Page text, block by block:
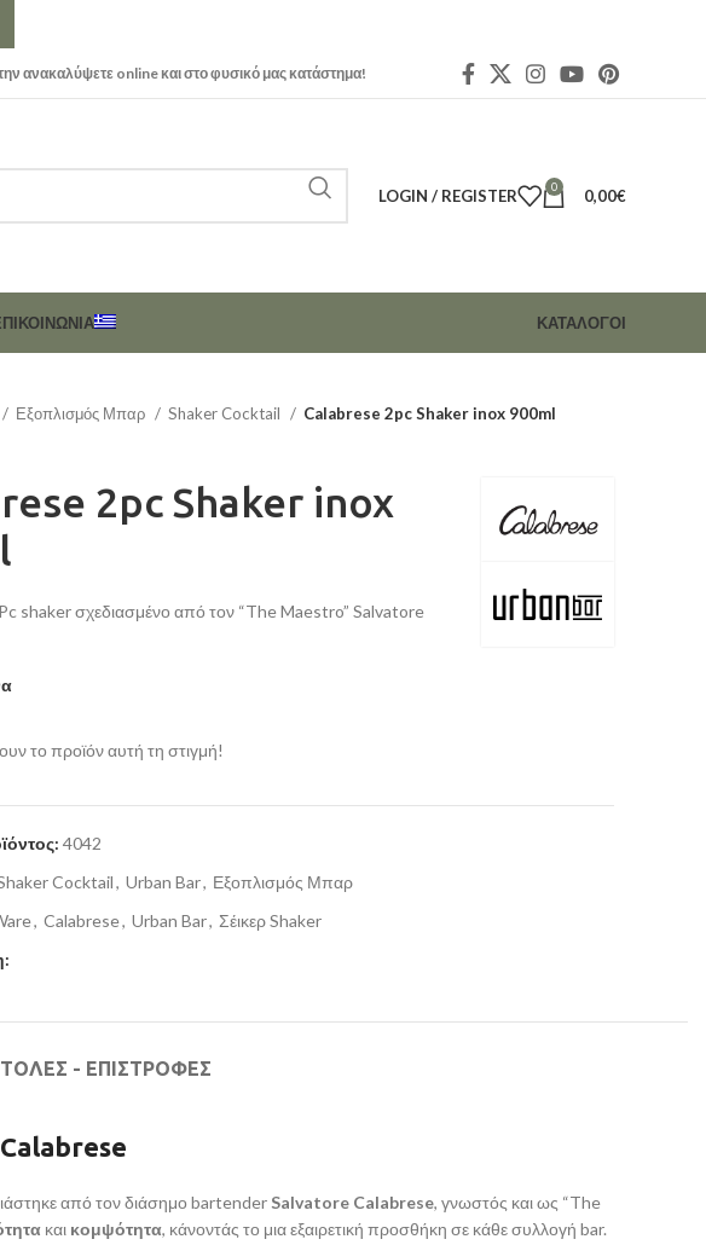
ανακαλύψετε online και στο φυσικό μας κατάστημα!
LOGIN / REGISTER 0 0,00€
ΚΑΤΑΛΟΓΟΙ
Εξοπλισμός Μπαρ Shaker Cocktail Calabrese 2pc Shaker inox 900ml
2pc Shaker inox
shaker σχεδιασμένο από τον “The Maestro” Salvatore
το προϊόν αυτή τη στιγμή!
4042
Cocktail, Urban Bar, Εξοπλισμός Μπαρ
, Calabrese, Urban Bar, Σέικερ Shaker
- ΕΠΙΣΤΡΟΦΕΣ
από τον διάσημο bartender Salvatore Calabrese, γνωστός και ως “The
και κομψότητα, κάνοντάς το μια εξαιρετική προσθήκη σε κάθε συλλογή bar.